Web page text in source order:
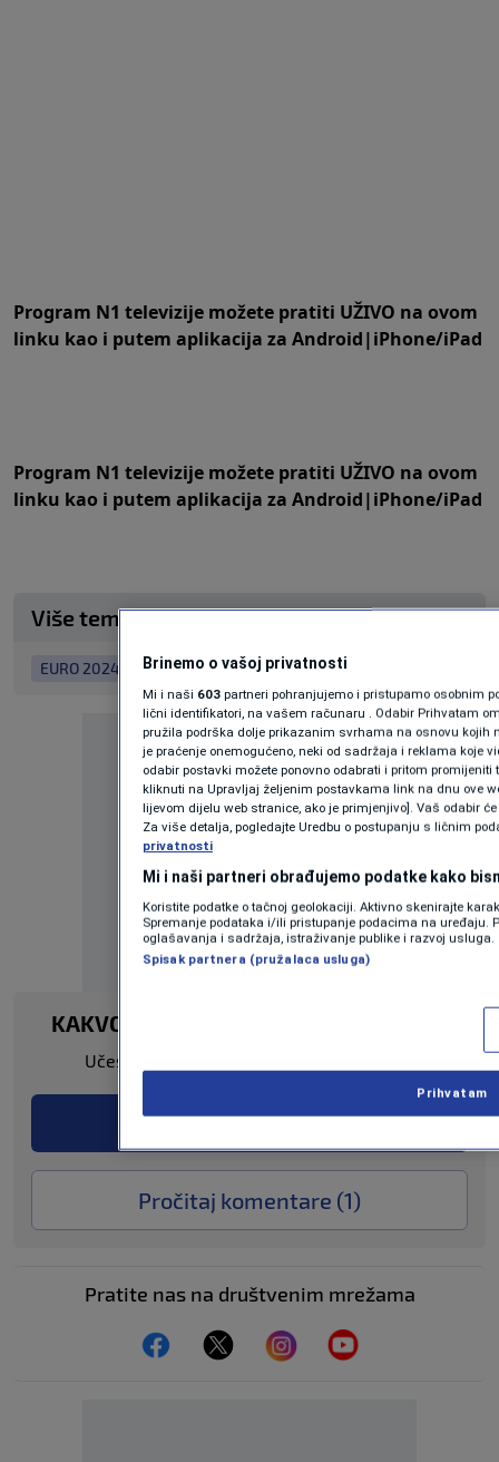
Program N1 televizije možete pratiti UŽIVO na ovom
linku kao i putem aplikacija za Android|iPhone/iPad
Program N1 televizije možete pratiti UŽIVO na ovom
linku kao i putem aplikacija za Android|iPhone/iPad
Više tema kao što je ova?
EURO 2024 EVROPSKO PRVENSTVO 2024
KAKVO JE TVOJE MIŠLJENJE O OVOME?
Učestvuj u diskusiji ili pročitaj komentare
Pošalji komentar
Pročitaj komentare (1)
Pratite nas na društvenim mrežama
Brinemo o vašoj privatnosti
Mi i naši 603 partneri pohranjujemo i pristupamo osobnim
lični identifikatori, na vašem računaru . Odabir Prihvatam
pružila podrška dolje prikazanim svrhama na osnovu kojih
je praćenje onemogućeno, neki od sadržaja i reklama koje
odabir postavki možete ponovno odabrati i pritom
kliknuti na Upravljaj željenim postavkama link na dnu ove
lijevom dijelu web stranice, ako je primjenjivo]. Vaš odabir
Za više detalja, pogledajte Uredbu o postupanju s ličnim
privatnosti
Mi i naši partneri obrađujemo podatke kako
Koristite podatke o tačnoj geolokaciji. Aktivno skenirajte
Spremanje podataka i/ili pristupanje podacima na uređaju.
oglašavanja i sadržaja, istraživanje publike i razvoj usluga.
Spisak partnera (pružalaca usluga)
Prihvatam